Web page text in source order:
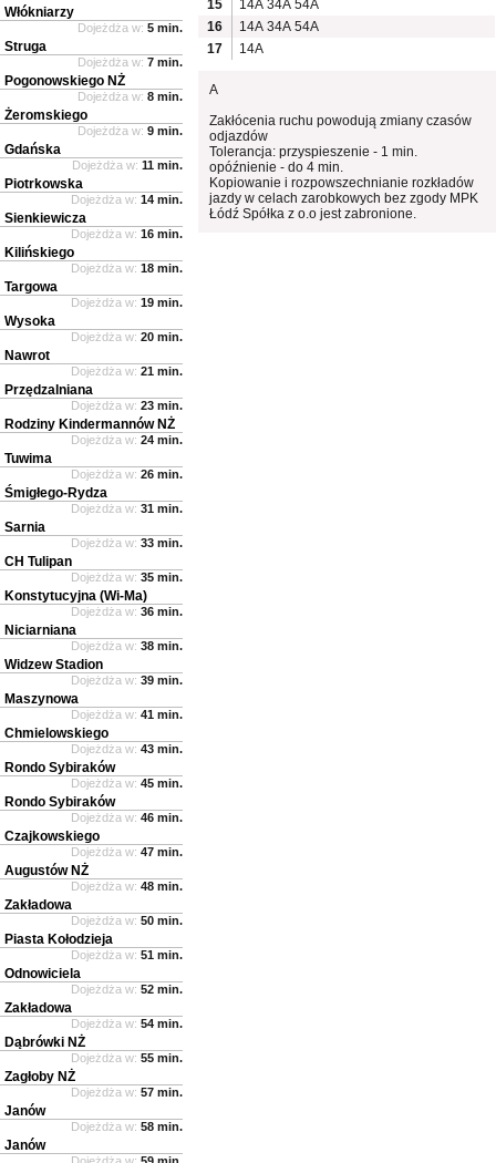
15
14A 34A 54A
16
14A 34A 54A
17
14A
A
Zakłócenia ruchu powodują zmiany czasów
odjazdów
Tolerancja: przyspieszenie - 1 min.
opóźnienie - do 4 min.
Kopiowanie i rozpowszechnianie rozkładów
jazdy w celach zarobkowych bez zgody MPK
Łódź Spółka z o.o jest zabronione.
Włókniarzy
Dojeżdża w: 5 min.
Struga
Dojeżdża w: 7 min.
Pogonowskiego NŻ
Dojeżdża w: 8 min.
Żeromskiego
Dojeżdża w: 9 min.
Gdańska
Dojeżdża w: 11 min.
Piotrkowska
Dojeżdża w: 14 min.
Sienkiewicza
Dojeżdża w: 16 min.
Kilińskiego
Dojeżdża w: 18 min.
Targowa
Dojeżdża w: 19 min.
Wysoka
Dojeżdża w: 20 min.
Nawrot
Dojeżdża w: 21 min.
Przędzalniana
Dojeżdża w: 23 min.
Rodziny Kindermannów NŻ
Dojeżdża w: 24 min.
Tuwima
Dojeżdża w: 26 min.
Śmigłego-Rydza
Dojeżdża w: 31 min.
Sarnia
Dojeżdża w: 33 min.
CH Tulipan
Dojeżdża w: 35 min.
Konstytucyjna (Wi-Ma)
Dojeżdża w: 36 min.
Niciarniana
Dojeżdża w: 38 min.
Widzew Stadion
Dojeżdża w: 39 min.
Maszynowa
Dojeżdża w: 41 min.
Chmielowskiego
Dojeżdża w: 43 min.
Rondo Sybiraków
Dojeżdża w: 45 min.
Rondo Sybiraków
Dojeżdża w: 46 min.
Czajkowskiego
Dojeżdża w: 47 min.
Augustów NŻ
Dojeżdża w: 48 min.
Zakładowa
Dojeżdża w: 50 min.
Piasta Kołodzieja
Dojeżdża w: 51 min.
Odnowiciela
Dojeżdża w: 52 min.
Zakładowa
Dojeżdża w: 54 min.
Dąbrówki NŻ
Dojeżdża w: 55 min.
Zagłoby NŻ
Dojeżdża w: 57 min.
Janów
Dojeżdża w: 58 min.
Janów